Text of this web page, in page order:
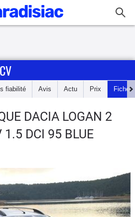
fiabilité Avis Actu Prix Fiches
DACIA LOGAN 2
1.5 DCI 95 BLUE